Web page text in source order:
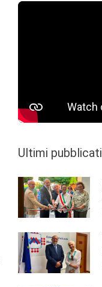
Ultimi pubblicati